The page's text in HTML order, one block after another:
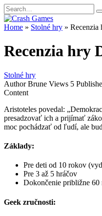
Skip
to
content
Search
for:
Home » Stolné hry » Recenzia
Recenzia hry
Stolné hry
Author Brune Views 5
Content
Aristoteles povedal:
presadzovať ich a prijímať
moc pochádzať od ľudí, ale
Základy:
Pre deti od 10 rokov
Pre 3 až 5 hráčov
Dokončenie približne 60
Geek zručnosti: